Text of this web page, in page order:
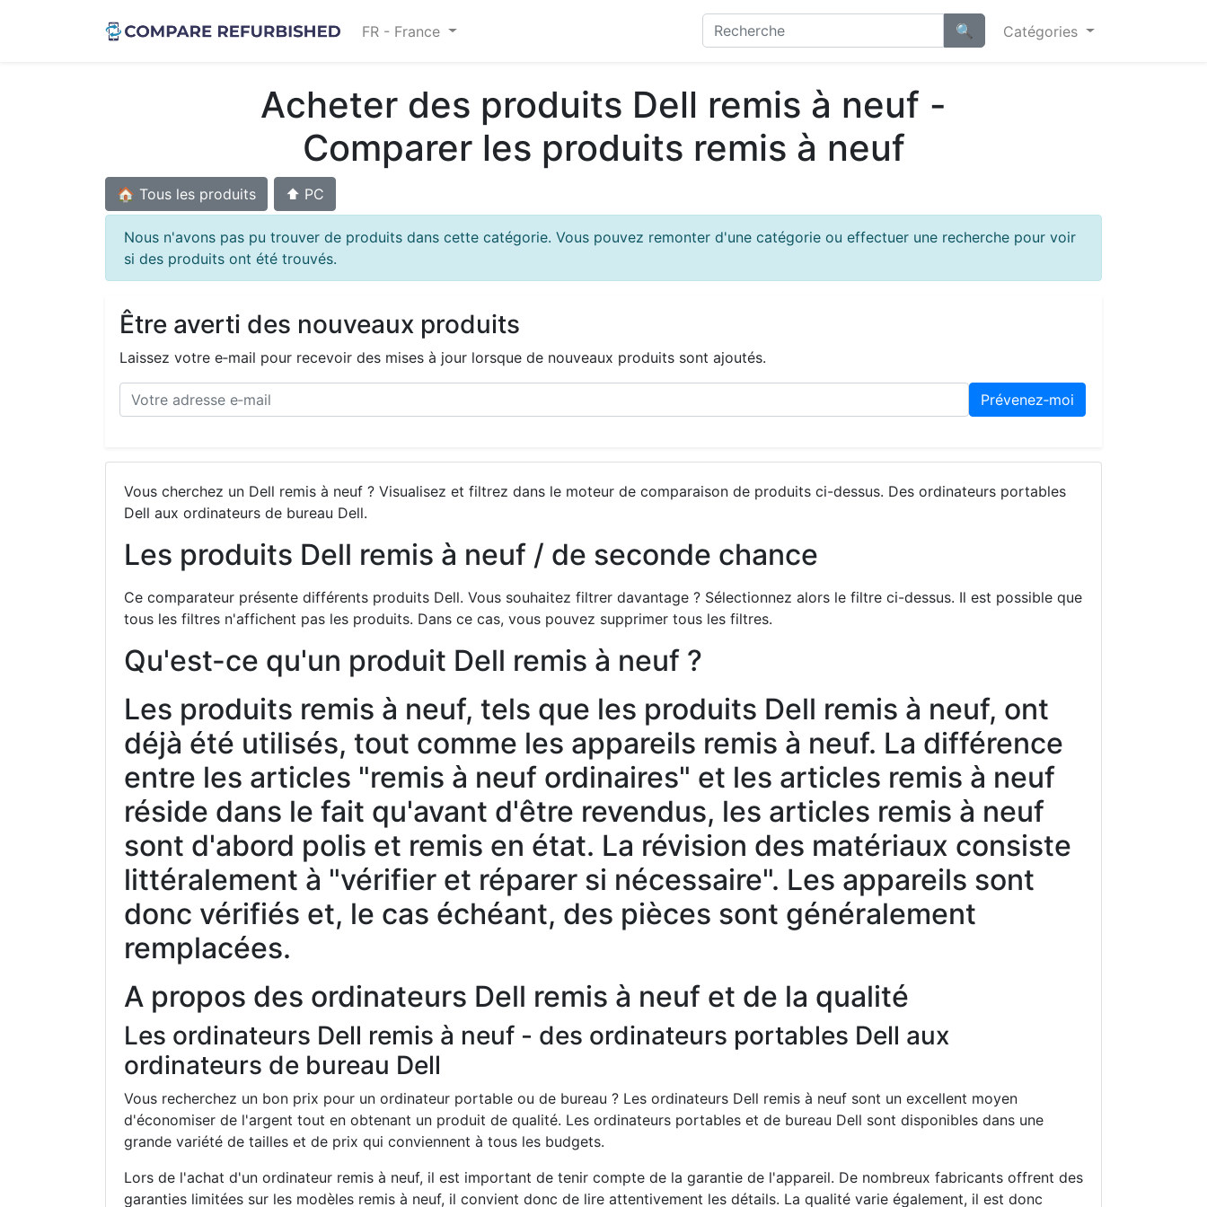
FR - France Catégories
Acheter des produits Dell remis à neuf -
Comparer les produits remis à neuf
🏠 Tous les produits ⬆️ PC
Nous n'avons pas pu trouver de produits dans cette catégorie. Vous pouvez remonter d'une catégorie ou effectuer une recherche pour voir
si des produits ont été trouvés.
Être averti des nouveaux produits
Laissez votre e‑mail pour recevoir des mises à jour lorsque de nouveaux produits sont ajoutés.
Prévenez‑moi
Vous cherchez un Dell remis à neuf ? Visualisez et filtrez dans le moteur de comparaison de produits ci-dessus. Des ordinateurs portables
Dell aux ordinateurs de bureau Dell.
Les produits Dell remis à neuf / de seconde chance
Ce comparateur présente différents produits Dell. Vous souhaitez filtrer davantage ? Sélectionnez alors le filtre ci-dessus. Il est possible que
tous les filtres n'affichent pas les produits. Dans ce cas, vous pouvez supprimer tous les filtres.
Qu'est-ce qu'un produit Dell remis à neuf ?
Les produits remis à neuf, tels que les produits Dell remis à neuf, ont
déjà été utilisés, tout comme les appareils remis à neuf. La différence
entre les articles "remis à neuf ordinaires" et les articles remis à neuf
réside dans le fait qu'avant d'être revendus, les articles remis à neuf
sont d'abord polis et remis en état. La révision des matériaux consiste
littéralement à "vérifier et réparer si nécessaire". Les appareils sont
donc vérifiés et, le cas échéant, des pièces sont généralement
remplacées.
A propos des ordinateurs Dell remis à neuf et de la qualité
Les ordinateurs Dell remis à neuf - des ordinateurs portables Dell aux
ordinateurs de bureau Dell
Vous recherchez un bon prix pour un ordinateur portable ou de bureau ? Les ordinateurs Dell remis à neuf sont un excellent moyen
d'économiser de l'argent tout en obtenant un produit de qualité. Les ordinateurs portables et de bureau Dell sont disponibles dans une
grande variété de tailles et de prix qui conviennent à tous les budgets.
Lors de l'achat d'un ordinateur remis à neuf, il est important de tenir compte de la garantie de l'appareil. De nombreux fabricants offrent des
garanties limitées sur les modèles remis à neuf, il convient donc de lire attentivement les détails. La qualité varie également, il est donc